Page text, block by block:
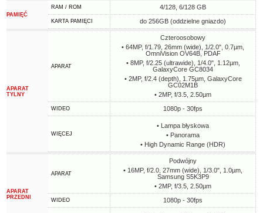
PAMIĘĆ
RAM / ROM 4/128, 6/128 GB
KARTA PAMIĘCI do 256GB (oddzielne gniazdo)
APARAT
TYLNY
APARAT
Czteroosobowy
• 64MP, f/1.79, 26mm (wide), 1/2.0", 0.7µm,
OmniVision OV64B, PDAF
• 8MP, f/2.25 (ultrawide), 1/4.0", 1.12µm,
GalaxyCore GC8034
• 2MP, f/2.4 (depth), 1.75µm, GalaxyCore
GC02M1B
• 2MP, f/3.5, 2.50µm
WIDEO 1080p - 30fps
WIĘCEJ
• Lampa błyskowa
• Panorama
• High Dynamic Range (HDR)
APARAT
PRZEDNI
APARAT
Podwójny
• 16MP, f/2.0, 27mm (wide), 1/3.0", 1.0µm,
Samsung S5K3P9
• 2MP, f/3.5, 2.50µm
WIDEO 1080p - 30fps